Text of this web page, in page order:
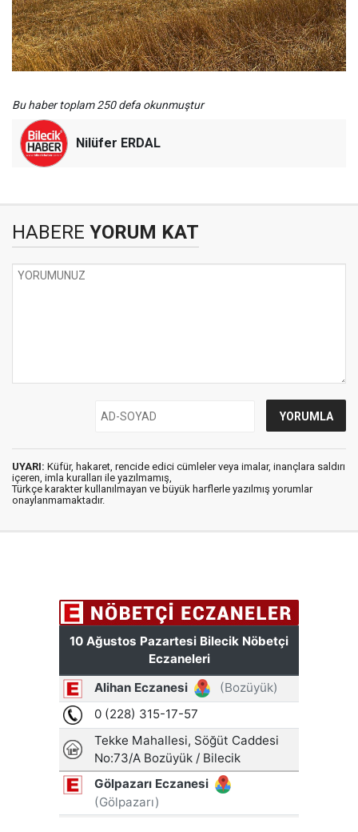
Bu haber toplam 250 defa okunmuştur
Nilüfer ERDAL
HABERE YORUM KAT
UYARI: Küfür, hakaret, rencide edici cümleler veya imalar, inançlara saldırı
içeren, imla kuralları ile yazılmamış,
Türkçe karakter kullanılmayan ve büyük harflerle yazılmış yorumlar
onaylanmamaktadır.